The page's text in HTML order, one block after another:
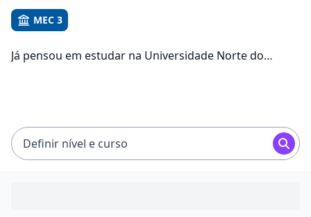
MEC 3
Já pensou em estudar na Universidade Norte do
e R$ 194,65.
Definir nível e curso